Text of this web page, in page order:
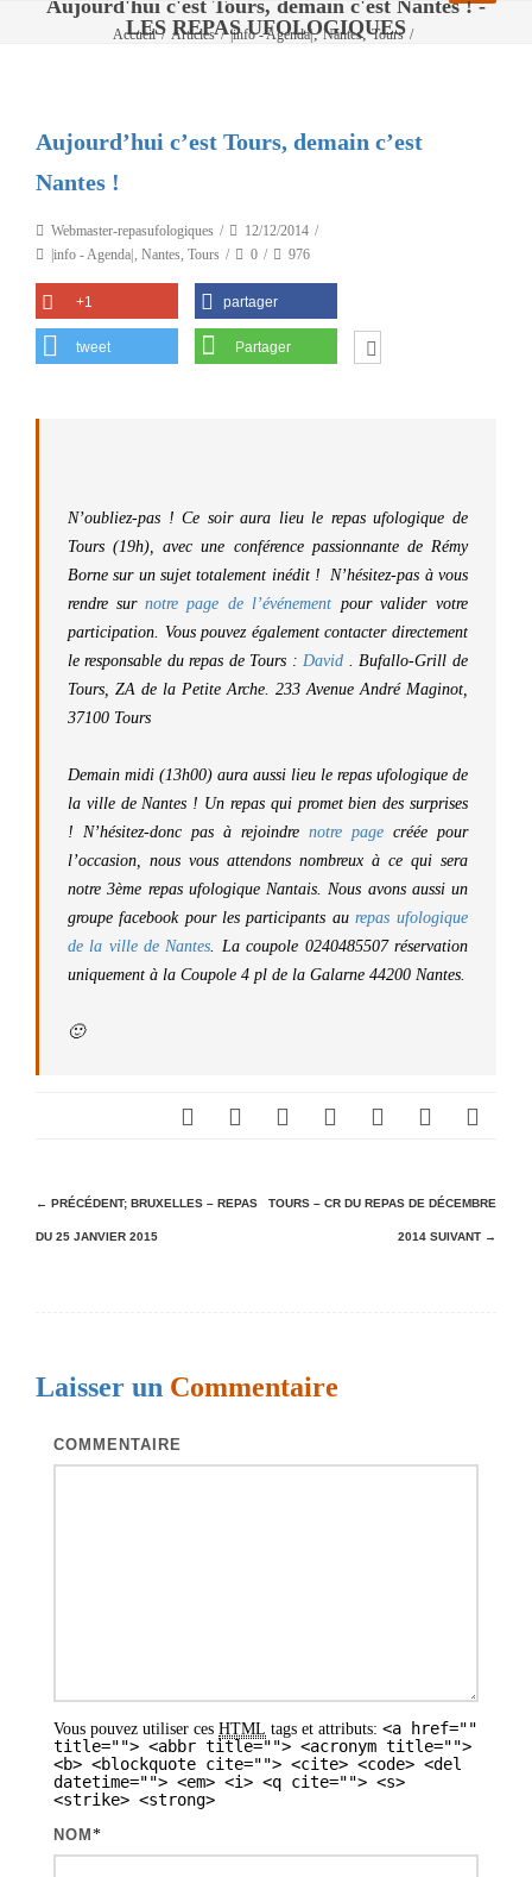
Aujourd'hui c'est Tours, demain c'est Nantes ! -
LES REPAS UFOLOGIQUES
Accueil / Articles / |info - Agenda|,Nantes,Tours /
Aujourd’hui c’est Tours, demain c’est
Nantes !
Webmaster-repasufologiques
12/12/2014
|info - Agenda| , Nantes, Tours 0 976
+1 partager
tweet Partager
N’oubliez-pas ! Ce soir aura lieu le repas ufologique de
Tours (19h), avec une conférence passionnante de Rémy
Borne sur un sujet totalement inédit ! N’hésitez-pas à vous
rendre sur notre page de l’événement pour valider votre
participation. Vous pouvez également contacter directement
le responsable du repas de Tours : David . Bufallo-Grill de
Tours, ZA de la Petite Arche. 233 Avenue André Maginot,
37100 Tours
Demain midi (13h00) aura aussi lieu le repas ufologique de
la ville de Nantes ! Un repas qui promet bien des surprises
! N’hésitez-donc pas à rejoindre notre page créée pour
l’occasion, nous vous attendons nombreux à ce qui sera
notre 3ème repas ufologique Nantais. Nous avons aussi un
groupe facebook pour les participants au repas ufologique
de la ville de Nantes. La coupole 0240485507 réservation
uniquement à la Coupole 4 pl de la Galarne 44200 Nantes.
🙂
N
a
a
← PRÉCÉDENT; BRUXELLES – REPAS
DU 25 JANVIER 2015
TOURS – CR DU REPAS DE DÉCEMBRE
2014 SUIVANT →
Laisser un Commentaire
COMMENTAIRE
Vous pouvez utiliser ces HTML tags et attributs: <a href=""
title=""> <abbr title=""> <acronym title="">
<b> <blockquote cite=""> <cite> <code> <del
datetime=""> <em> <i> <q cite=""> <s>
<strike> <strong>
NOM *